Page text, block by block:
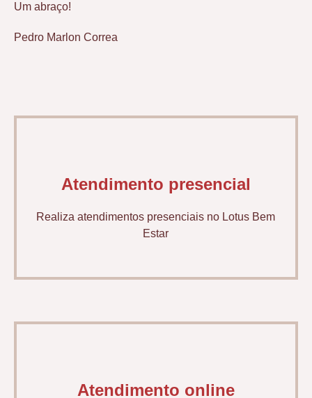
Um abraço!
Pedro Marlon Correa
Atendimento presencial
Realiza atendimentos presenciais no Lotus Bem
Estar
Atendimento online